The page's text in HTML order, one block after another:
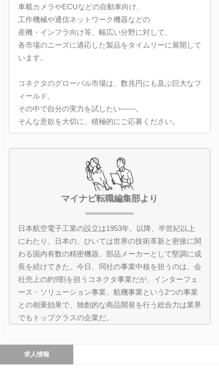
車載カメラやECUなどの自動車向け、
工作機械や通信ネットワーク機器などの
産機・インフラ向け等、幅広い分野に対して、
各市場のニーズに適応した製品をタイムリーに展開して
います。
コネクタのグローバル市場は、数兆円にも及ぶ巨大なフ
ィールド。
その中で自分の実力を試したい――。
そんな意欲を大切に、積極的にご応募ください。
マイナビ転職編集部より
日本航空電子工業の設立は1953年。以降、半世紀以上
にわたり、日本の、ひいては世界の技術革新と密接に関
わる国内有数の精密機器、部品メーカーとして堅調に成
長を続けてきた。今日、同社の事業中核を担うのは、会
社売上の約9割を担うコネクタ事業だが、インターフェ
ース・ソリューション事業、航機事業という2つの事業
との相乗効果で、独創的な商品開発を行う総合力は業界
でもトップクラスの企業だ。
求人情報